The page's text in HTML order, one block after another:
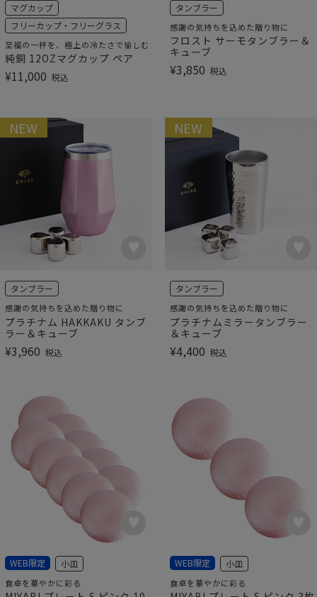
マグカップ
フリーカップ・フリーグラス
至福の一杯を、極上の冷たさで愉しむ
純銅 12OZマグカップ ペア
¥11,000 税込
タンブラー
感謝の気持ちを込めた贈り物に
フロスト サーモタンブラー＆
キューブ
¥3,850 税込
NEW
タンブラー
感謝の気持ちを込めた贈り物に
プラチナム HAKKAKU タンブ
ラー＆キューブ
¥3,960 税込
NEW
タンブラー
感謝の気持ちを込めた贈り物に
プラチナムミラータンブラー
＆キューブ
¥4,400 税込
WEB限定 小皿
食卓を華やかに彩る
WEB限定 小皿
食卓を華やかに彩る